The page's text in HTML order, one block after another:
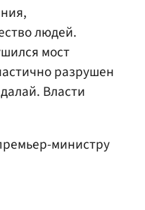
людей.
мост
разрушен
Власти
министру